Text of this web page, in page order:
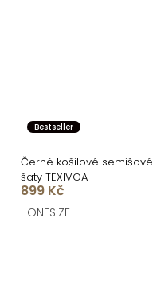
Bestseller
Černé košilové semišové
šaty TEXIVOA
899 Kč
ONESIZE